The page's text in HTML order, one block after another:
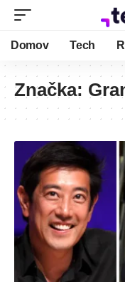
Domov Tech
Značka: